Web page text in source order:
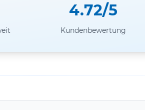
4.72/5
Kundenbewertung